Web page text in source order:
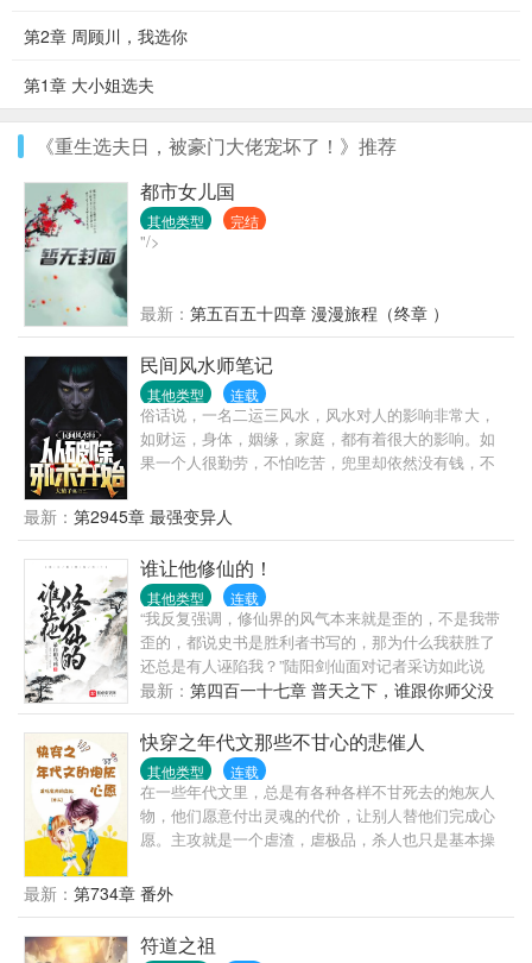
第2章 周顾川，我选你
第1章 大小姐选夫
《重生选夫日，被豪门大佬宠坏了！》推荐
都市女儿国
其他类型 完结
"/>
最新： 第五百五十四章 漫漫旅程（终章 ）
民间风水师笔记
其他类型 连载
俗话说，一名二运三风水，风水对人的影响非常大，
如财运，身体，姻缘，家庭，都有着很大的影响。如
果一个人很勤劳，不怕吃苦，兜里却依然没有钱，不
运，想不想暴富，想的话，就翻开第一页继续往下
看……
最新： 第2945章 最强变异人
谁让他修仙的！
其他类型 连载
“我反复强调，修仙界的风气本来就是歪的，不是我带
歪的，都说史书是胜利者书写的，那为什么我获胜了
还总是有人诬陷我？”陆阳剑仙面对记者采访如此说
道，表示非常愤怒。第二天。“我反复强调，修仙界的
风气是我带歪的。”陆阳剑仙面对记者的采访时如此说
道，表示非常愤怒。——《修仙日报》为您报道。
最新： 第四百一十七章 普天之下，谁跟你师父没
仇
快穿之年代文那些不甘心的悲催人
其他类型 连载
在一些年代文里，总是有各种各样不甘死去的炮灰人
物，他们愿意付出灵魂的代价，让别人替他们完成心
愿。主攻就是一个虐渣，虐极品，杀人也只是基本操
二：六十年代的早死军嫂想要孩子世界三：七十年代
的渣男其他暂定………
最新： 第734章 番外
符道之祖